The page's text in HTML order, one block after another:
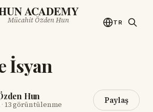
ACADEMY
Mücahit Özden Hun TR
İsyan
Hun
· 13 görüntülenme Paylaş